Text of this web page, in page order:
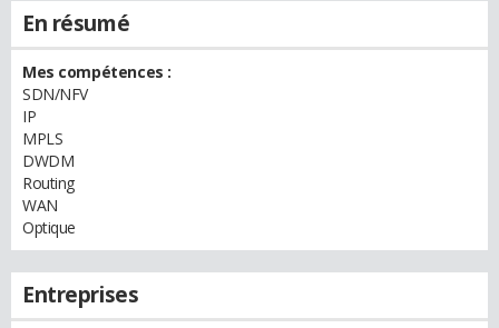
En résumé
Mes compétences :
SDN/NFV
IP
MPLS
DWDM
Routing
WAN
Optique
Entreprises